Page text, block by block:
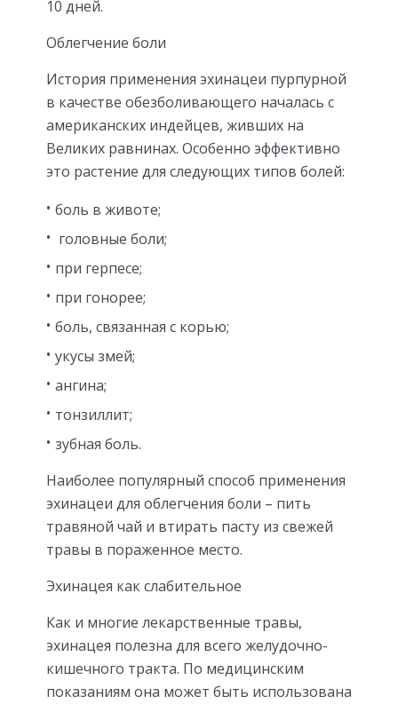
10 дней.
Облегчение боли
История применения эхинацеи пурпурной
в качестве обезболивающего началась с
американских индейцев, живших на
Великих равнинах. Особенно эффективно
это растение для следующих типов болей:
боль в животе;
головные боли;
при герпесе;
при гонорее;
боль, связанная с корью;
укусы змей;
ангина;
тонзиллит;
зубная боль.
Наиболее популярный способ применения
эхинацеи для облегчения боли – пить
травяной чай и втирать пасту из свежей
травы в пораженное место.
Эхинацея как слабительное
Как и многие лекарственные травы,
эхинацея полезна для всего желудочно-
кишечного тракта. По медицинским
показаниям она может быть использована